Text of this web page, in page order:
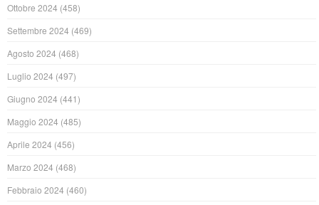
Ottobre 2024 (458)
Settembre 2024 (469)
Agosto 2024 (468)
Luglio 2024 (497)
Giugno 2024 (441)
Maggio 2024 (485)
Aprile 2024 (456)
Marzo 2024 (468)
Febbraio 2024 (460)